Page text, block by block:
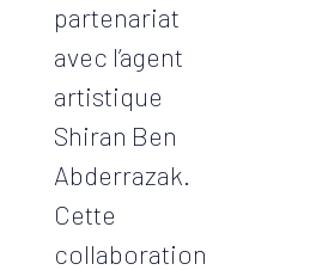
partenariat
avec l’agent
artistique
Shiran Ben
Abderrazak.
Cette
collaboration